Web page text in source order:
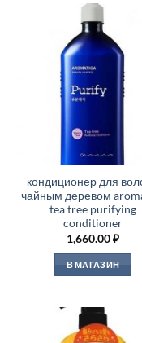
кондиционер для
чайным деревом
tea tree purifying
conditioner
1,660.00₽
В МАГАЗИН